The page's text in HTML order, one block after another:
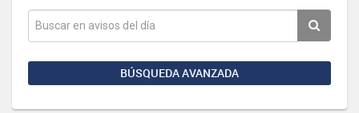
BÚSQUEDA AVANZADA